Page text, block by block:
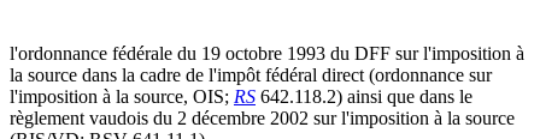
l'ordonnance fédérale du 19 octobre 1993 du DFF sur l'imposition à
la source dans la cadre de l'impôt fédéral direct (ordonnance sur
l'imposition à la source, OIS; RS 642.118.2) ainsi que dans le
règlement vaudois du 2 décembre 2002 sur l'imposition à la source